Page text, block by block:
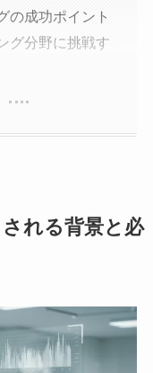
の成功ポイント
グ分野に挑戦す
れる背景と必